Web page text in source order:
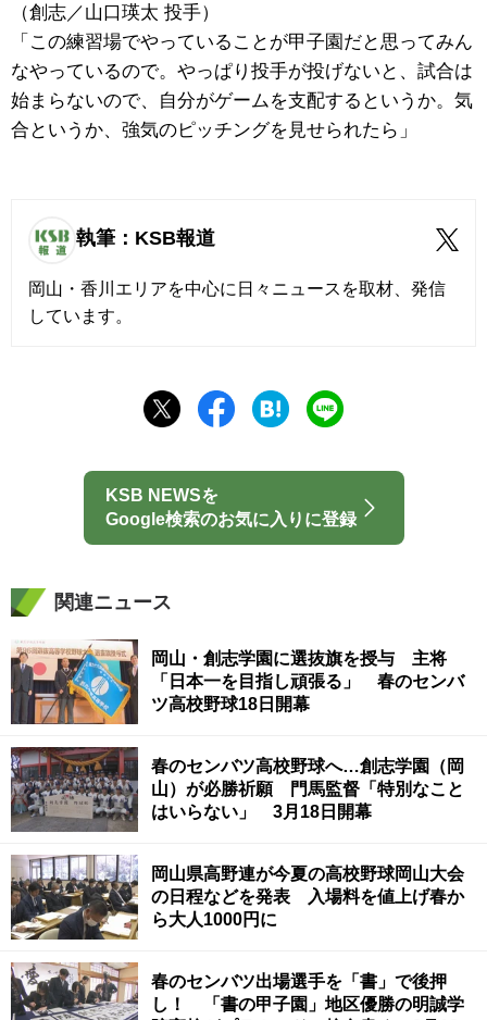
（創志／山口瑛太 投手）
「この練習場でやっていることが甲子園だと思ってみん
なやっているので。やっぱり投手が投げないと、試合は
始まらないので、自分がゲームを支配するというか。気
合というか、強気のピッチングを見せられたら」
執筆：KSB報道
岡山・香川エリアを中心に日々ニュースを取材、発信
しています。
KSB NEWSを
Google検索のお気に入りに登録
関連ニュース
岡山・創志学園に選抜旗を授与 主将
「日本一を目指し頑張る」 春のセンバ
ツ高校野球18日開幕
春のセンバツ高校野球へ…創志学園（岡
山）が必勝祈願 門馬監督「特別なこと
はいらない」 3月18日開幕
岡山県高野連が今夏の高校野球岡山大会
の日程などを発表 入場料を値上げ春か
ら大人1000円に
春のセンバツ出場選手を「書」で後押
し！ 「書の甲子園」地区優勝の明誠学